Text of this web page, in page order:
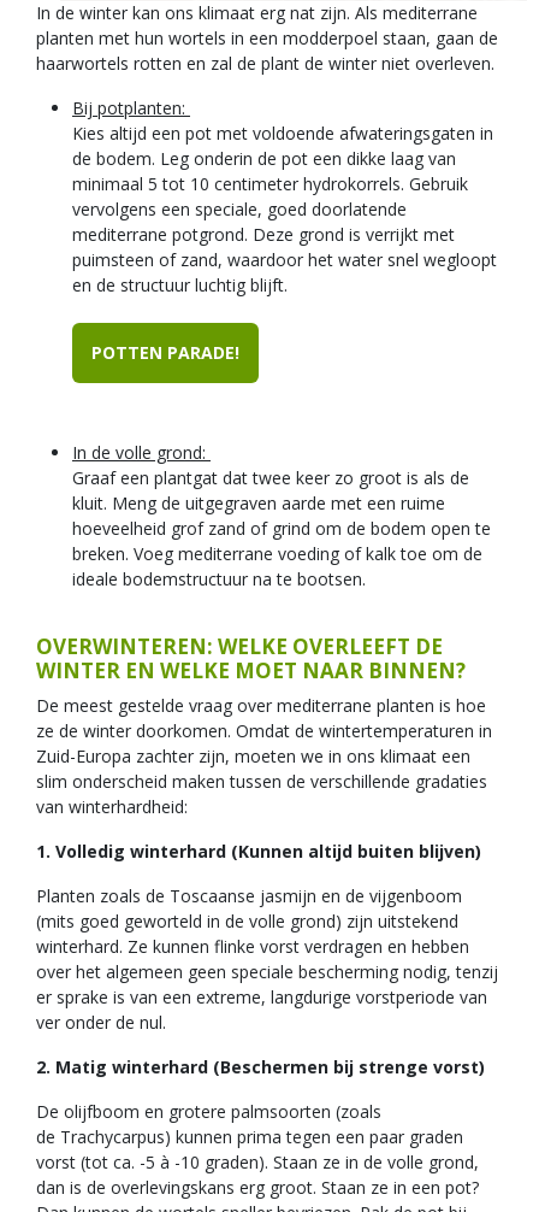
In de winter kan ons klimaat erg nat zijn. Als mediterrane
planten met hun wortels in een modderpoel staan, gaan de
haarwortels rotten en zal de plant de winter niet overleven.
Bij potplanten:
Kies altijd een pot met voldoende afwateringsgaten in
de bodem. Leg onderin de pot een dikke laag van
minimaal 5 tot 10 centimeter hydrokorrels. Gebruik
vervolgens een speciale, goed doorlatende
mediterrane potgrond. Deze grond is verrijkt met
puimsteen of zand, waardoor het water snel wegloopt
en de structuur luchtig blijft.
POTTEN PARADE!
In de volle grond:
Graaf een plantgat dat twee keer zo groot is als de
kluit. Meng de uitgegraven aarde met een ruime
hoeveelheid grof zand of grind om de bodem open te
breken. Voeg mediterrane voeding of kalk toe om de
ideale bodemstructuur na te bootsen.
OVERWINTEREN: WELKE OVERLEEFT DE
WINTER EN WELKE MOET NAAR BINNEN?
De meest gestelde vraag over mediterrane planten is hoe
ze de winter doorkomen. Omdat de wintertemperaturen in
Zuid-Europa zachter zijn, moeten we in ons klimaat een
slim onderscheid maken tussen de verschillende gradaties
van winterhardheid:
1. Volledig winterhard (Kunnen altijd buiten blijven)
Planten zoals de Toscaanse jasmijn en de vijgenboom
(mits goed geworteld in de volle grond) zijn uitstekend
winterhard. Ze kunnen flinke vorst verdragen en hebben
over het algemeen geen speciale bescherming nodig, tenzij
er sprake is van een extreme, langdurige vorstperiode van
ver onder de nul.
2. Matig winterhard (Beschermen bij strenge vorst)
De olijfboom en grotere palmsoorten (zoals
de Trachycarpus) kunnen prima tegen een paar graden
vorst (tot ca. -5 à -10 graden). Staan ze in de volle grond,
dan is de overlevingskans erg groot. Staan ze in een pot?